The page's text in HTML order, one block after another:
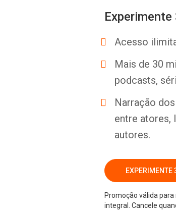
Acesso
Mais de 30
podcasts,
Narração
entre atores,
autores.
EXPERIMENTE
Promoção válida
integral. Cancele